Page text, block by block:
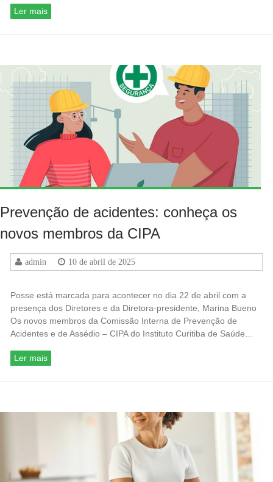
Ler mais
Prevenção de acidentes: conheça os
novos membros da CIPA
admin 10 de abril de 2025
Posse está marcada para acontecer no dia 22 de abril com a
presença dos Diretores e da Diretora-presidente, Marina Bueno
Os novos membros da Comissão Interna de Prevenção de
Acidentes e de Assédio – CIPA do Instituto Curitiba de Saúde…
Ler mais